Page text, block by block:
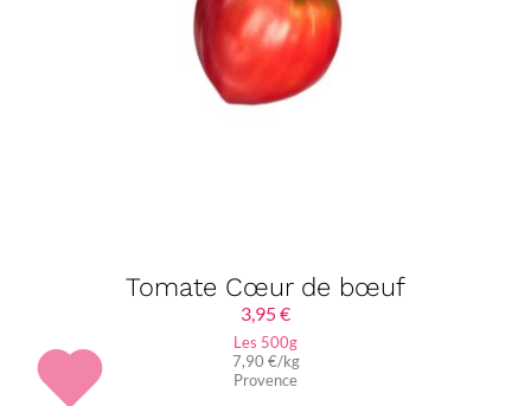
Tomate Cœur de bœuf
3,95€
Les 500g
7,90 €/kg
Provence